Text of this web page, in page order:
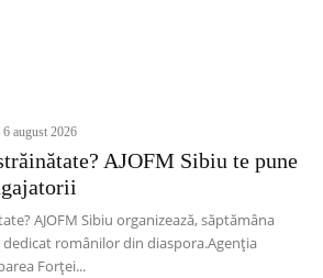
6 august 2026
AJOFM Sibiu te pune
AJOFM Sibiu organizează, săptămâna
românilor din diaspora.Agenția
Forței...